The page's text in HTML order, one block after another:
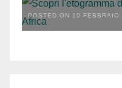
POSTED ON 10 FEBBRAIO